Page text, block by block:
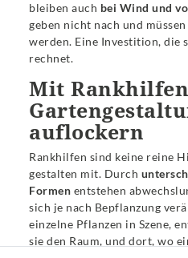
bleiben auch bei Wind und
geben nicht nach und
werden. Eine Investition, die
rechnet.
Mit
auflockern
Rankhilfen sind keine reine
gestalten mit. Durch
Formen entstehen
sich je nach Bepflanzung
einzelne Pflanzen in Szene,
sie den Raum, und dort, wo